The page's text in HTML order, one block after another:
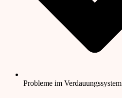
Probleme im Verdauungssystem